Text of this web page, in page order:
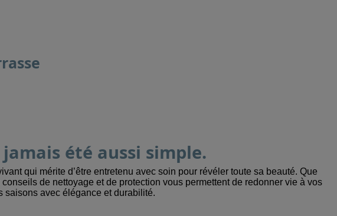
été aussi simple.
qui mérite d’être entretenu avec soin pour révéler toute sa beauté. Que
de nettoyage et de protection vous permettent de redonner vie à vos
saisons avec élégance et durabilité.